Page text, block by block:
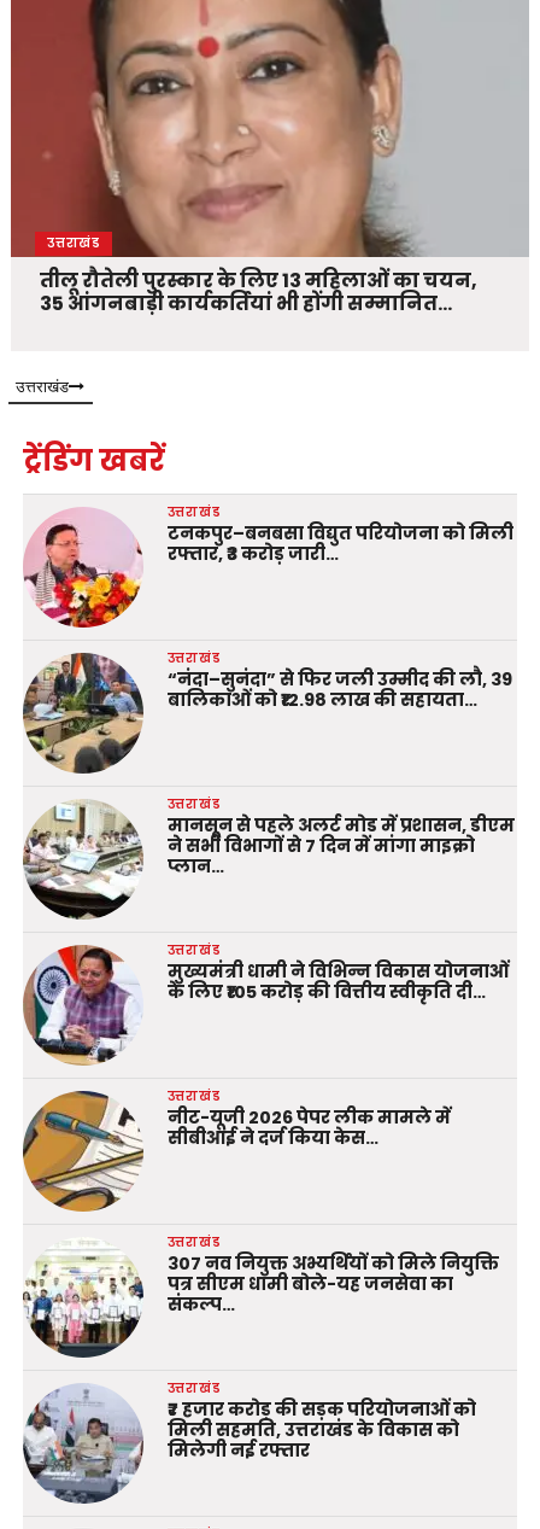
उत्तराखंड
तीलू रौतेली पुरस्कार के लिए 13 महिलाओं का चयन,
35 आंगनबाड़ी कार्यकर्तियां भी होंगी सम्मानित…
उत्तराखंड
ट्रेंडिंग खबरें
उत्तराखंड
टनकपुर–बनबसा विद्युत परियोजना को मिली
रफ्तार, ₹3 करोड़ जारी…
उत्तराखंड
“नंदा–सुनंदा” से फिर जली उम्मीद की लौ, 39
बालिकाओं को ₹12.98 लाख की सहायता…
उत्तराखंड
मानसून से पहले अलर्ट मोड में प्रशासन, डीएम
ने सभी विभागों से 7 दिन में मांगा माइक्रो
प्लान…
उत्तराखंड
मुख्यमंत्री धामी ने विभिन्न विकास योजनाओं
के लिए ₹105 करोड़ की वित्तीय स्वीकृति दी…
उत्तराखंड
नीट-यूजी 2026 पेपर लीक मामले में
सीबीआई ने दर्ज किया केस…
उत्तराखंड
307 नव नियुक्त अभ्यर्थियों को मिले नियुक्ति
पत्र सीएम धामी बोले-यह जनसेवा का
संकल्प…
उत्तराखंड
₹7 हजार करोड़ की सड़क परियोजनाओं को
मिली सहमति, उत्तराखंड के विकास को
मिलेगी नई रफ्तार